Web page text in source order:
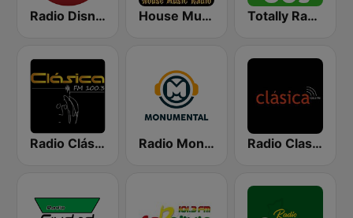
Radio Disney Bolivia House Music Radio Totally Radio 80s
Radio Clásica 100.3 FM Radio Monumental Radio Clasica 103.3 FM